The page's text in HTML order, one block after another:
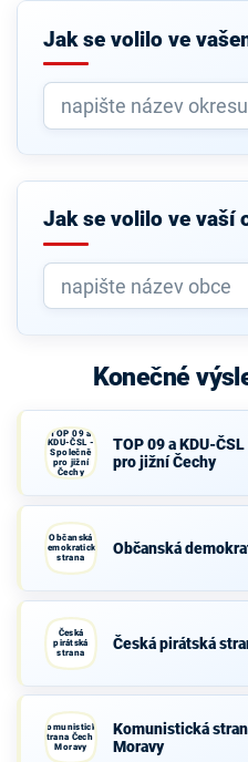
Jak se volilo ve
Jak se volilo ve vaší
Konečné
TOP 09 a
KDU-ČSL -
Společně
pro jižní
Čechy
TOP 09 a KDU-
pro jižní Čechy
Občanská
demokratická
strana
Občanská
Česká
pirátská
strana
Česká pirátská
Komunistická
strana Čech a
Moravy
Komunistická
Moravy